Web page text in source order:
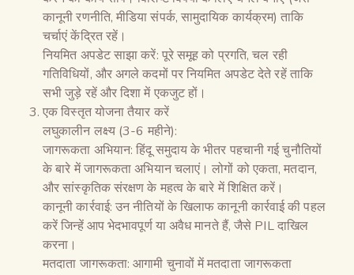
कानूनी रणनीति, मीडिया संपर्क, सामुदायिक कार्यक्रम) ताकि
चर्चाएं केंद्रित रहें।
नियमित अपडेट साझा करें: पूरे समूह को प्रगति, चल रही
गतिविधियों, और अगले कदमों पर नियमित अपडेट देते रहें ताकि
सभी जुड़े रहें और दिशा में एकजुट हों।
एक विस्तृत योजना तैयार करें
लघुकालीन लक्ष्य (3-6 महीने):
जागरूकता अभियान: हिंदू समुदाय के भीतर पहचानी गई चुनौतियों
के बारे में जागरूकता अभियान चलाएं। लोगों को एकता, मतदान,
और सांस्कृतिक संरक्षण के महत्व के बारे में शिक्षित करें।
कानूनी कार्रवाई: उन नीतियों के खिलाफ कानूनी कार्रवाई की पहल
करें जिन्हें आप भेदभावपूर्ण या अवैध मानते हैं, जैसे PIL दाखिल
करना।
मतदाता जागरूकता: आगामी चुनावों में मतदाता जागरूकता